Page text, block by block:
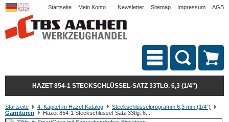
Startseite Mein Konto Newsletter Sitemap Impressum AGB
HAZET 854-1 STECKSCHLÜSSEL-SATZ 33TLG. 6,3 (1/4")
Startseite 4. Kapitel im Hazet Katalog
Steckschlüsselprogramm 6,3 mm (1/4")
Garnituren
Hazet 854-1 Steckschlüssel-Satz 33tlg. 6...